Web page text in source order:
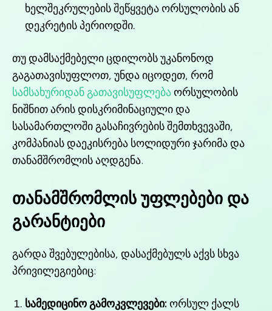
ხელშეკრულების შეწყვეტა ორსულობის ან
დეკრეტის პერიოდში.
თუ დამსაქმებელი ცდილობს უკანონოდ
გაგათავისუფლოთ, უნდა იცოდეთ, რომ
სამსახურიდან გათავისუფლებაორსულობის
ნიშნით არის დისკრიმინაციული და
სასამართლოში გასაჩივრების შემთხვევაში,
კომპანიას დაეკისრება სოლიდური ჯარიმა და
თანამშრომლის აღდგენა.
თანამშრომლის უფლებები და
გარანტიები
გარდა შვებულებისა, დასაქმებულს აქვს სხვა
პრივილეგიებიც:
სამედიცინო გამოკვლევები: ორსულ ქალს